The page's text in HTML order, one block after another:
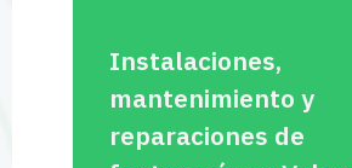
Instalaciones,
mantenimiento y
reparaciones de